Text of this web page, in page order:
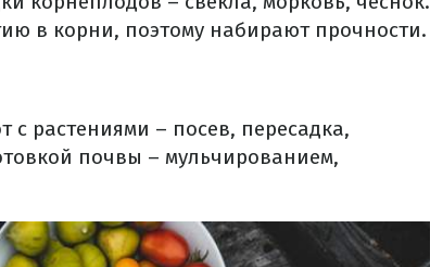
в корни, поэтому набирают прочности.
растениями – посев, пересадка,
почвы – мульчированием,